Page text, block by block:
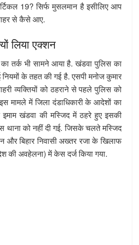
19? सिर्फ मुसलमान है इसीलिए आप
से कैसे आए.
लिया एक्शन
तर्क भी सामने आया है. खंडवा पुलिस का
नियमों के तहत की गई है. एसपी मनोज कुमार
व्यक्तियों को ठहराने से पहले पुलिस को
मामले में जिला दंडाधिकारी के आदेशों का
खंडवा की मस्जिद में ठहरे हुए इसकी
थाना को नहीं दी गई. जिसके चलते मस्जिद
और बिहार निवासी अख्तर रजा के खिलाफ
की अवहेलना) में केस दर्ज किया गया.